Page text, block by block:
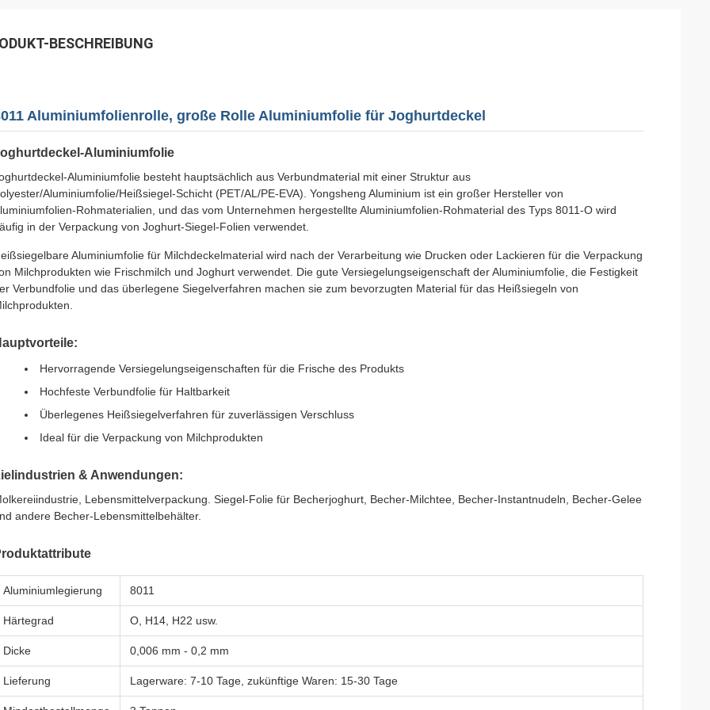
BESCHREIBUNG
Aluminiumfolienrolle, große Rolle Aluminiumfolie für Joghurtdeckel
Aluminiumfolie
Aluminiumfolie besteht hauptsächlich aus Verbundmaterial mit einer Struktur aus
Aluminiumfolie/Heißsiegel-Schicht (PET/AL/PE-EVA). Yongsheng Aluminium ist ein großer Hersteller von
Rohmaterialien, und das vom Unternehmen hergestellte Aluminiumfolien-Rohmaterial des Typs 8011-O wird
in der Verpackung von Joghurt-Siegel-Folien verwendet.
Aluminiumfolie für Milchdeckelmaterial wird nach der Verarbeitung wie Drucken oder Lackieren für die Verpackung
Milchprodukten wie Frischmilch und Joghurt verwendet. Die gute Versiegelungseigenschaft der Aluminiumfolie, die Festigkeit
Verbundfolie und das überlegene Siegelverfahren machen sie zum bevorzugten Material für das Heißsiegeln von
Hervorragende Versiegelungseigenschaften für die Frische des Produkts
Hochfeste Verbundfolie für Haltbarkeit
Überlegenes Heißsiegelverfahren für zuverlässigen Verschluss
Ideal für die Verpackung von Milchprodukten
& Anwendungen:
Lebensmittelverpackung. Siegel-Folie für Becherjoghurt, Becher-Milchtee, Becher-Instantnudeln, Becher-Gelee
andere Becher-Lebensmittelbehälter.
Aluminiumlegierung 8011
Härtegrad O, H14, H22 usw.
Dicke 0,006 mm - 0,2 mm
Lieferung Lagerware: 7-10 Tage, zukünftige Waren: 15-30 Tage